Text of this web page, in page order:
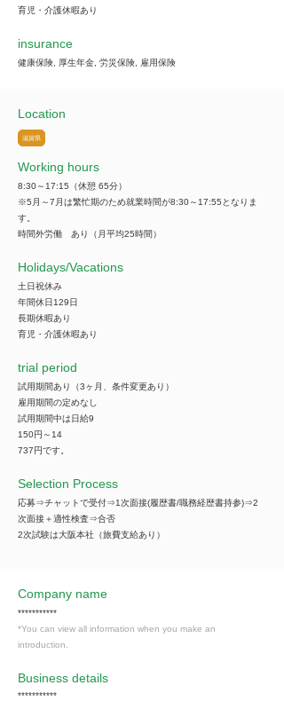
育児・介護休暇あり
insurance
健康保険, 厚生年金, 労災保険, 雇用保険
Location
滋賀県
Working hours
8:30～17:15（休憩 65分）
※5月～7月は繁忙期のため就業時間が8:30～17:55となりま
す。
時間外労働 あり（月平均25時間）
​Holidays/Vacations
土日祝休み
年間休日129日
長期休暇あり
育児・介護休暇あり
trial period
試用期間あり（3ヶ月、条件変更あり）
雇用期間の定めなし
試用期間中は日給9
150円～14
737円です。
Selection Process
応募⇒チャットで受付⇒1次面接(履歴書/職務経歴書持参)⇒2
次面接＋適性検査⇒合否
2次試験は大阪本社（旅費支給あり）
Company name
***********
*You can view all information when you make an
introduction.
​Business details
***********